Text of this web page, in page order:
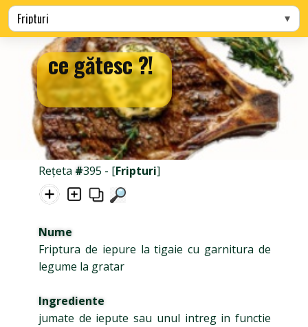
Alege categoria
ce gătesc ?!
Rețeta #395 - [Fripturi]
Nume
Friptura de iepure la tigaie cu garnitura de
legume la gratar
Ingrediente
jumate de iepute sau unul intreg in functie